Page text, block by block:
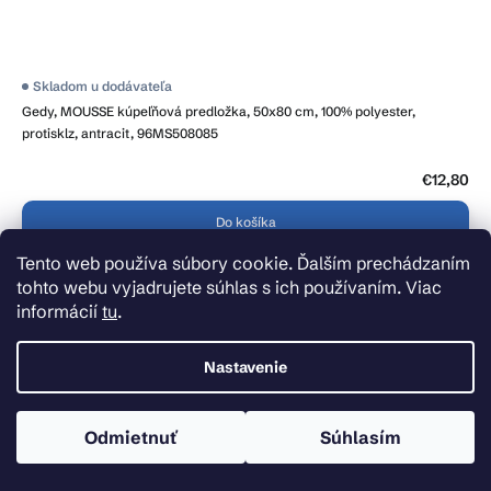
Tento web používa súbory cookie. Ďalším prechádzaním
tohto webu vyjadrujete súhlas s ich používaním. Viac
informácií tu.
Nastavenie
Odmietnuť Súhlasím
Gedy, MOUSSE kúpeľňová predložka, 50x80 cm, 100% polyester,
protisklz, antracit, 96MS508085
Skladom u dodávateľa
€12,80
Do košíka